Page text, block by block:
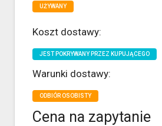
UŻYWANY
Koszt dostawy:
JEST POKRYWANY PRZEZ KUPUJĄCEGO
Warunki dostawy:
ODBIÓR OSOBISTY
Cena na zapytanie